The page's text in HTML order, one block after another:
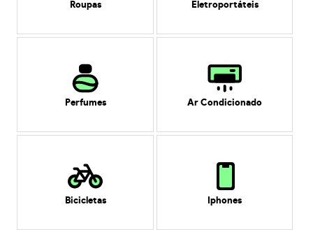
Roupas Eletroportáteis
Perfumes Ar Condicionado
Bicicletas Iphones